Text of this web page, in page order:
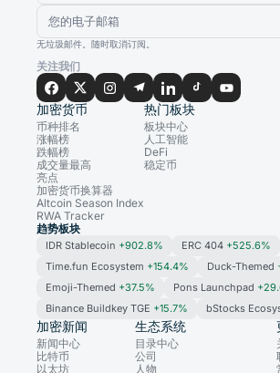
无垃圾邮件。随时取消订阅。
关注我们
加密货币
币种排名
涨幅榜
跌幅榜
成交量最高
亮点
加密货币换算器
Altcoin Season Index
RWA Tracker
热门板块
板块中心
人工智能
DeFi
稳定币
趋势板块
IDR Stablecoin +902.8% ERC 404 +525.6%
Time.fun Ecosystem +154.4% Duck-Themed
Emoji-Themed +37.5% Pons Launchpad
Binance Buildkey TGE +15.7% bStocks
加密新闻
新闻中心
比特币
以太坊
生态系统
目录中心
公司
人物